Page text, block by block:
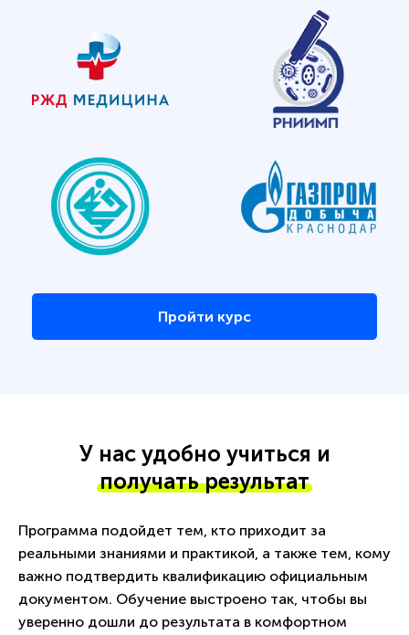
Пройти курс
У нас удобно учиться и
получать результат
Программа подойдет тем, кто приходит за
реальными знаниями и практикой, а также тем, кому
важно подтвердить квалификацию официальным
документом. Обучение выстроено так, чтобы вы
уверенно дошли до результата в комфортном